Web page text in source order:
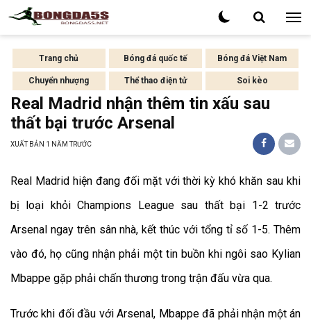
Trang chủ Bóng đá quốc tế Bóng đá Việt Nam
Chuyển nhượng Thể thao điện tử Soi kèo
Real Madrid nhận thêm tin xấu sau
thất bại trước Arsenal
XUẤT BẢN 1 NĂM TRƯỚC
Real Madrid hiện đang đối mặt với thời kỳ khó khăn sau khi
bị loại khỏi Champions League sau thất bại 1-2 trước
Arsenal ngay trên sân nhà, kết thúc với tổng tỉ số 1-5. Thêm
vào đó, họ cũng nhận phải một tin buồn khi ngôi sao Kylian
Mbappe gặp phải chấn thương trong trận đấu vừa qua.
Trước khi đối đầu với Arsenal, Mbappe đã phải nhận một án